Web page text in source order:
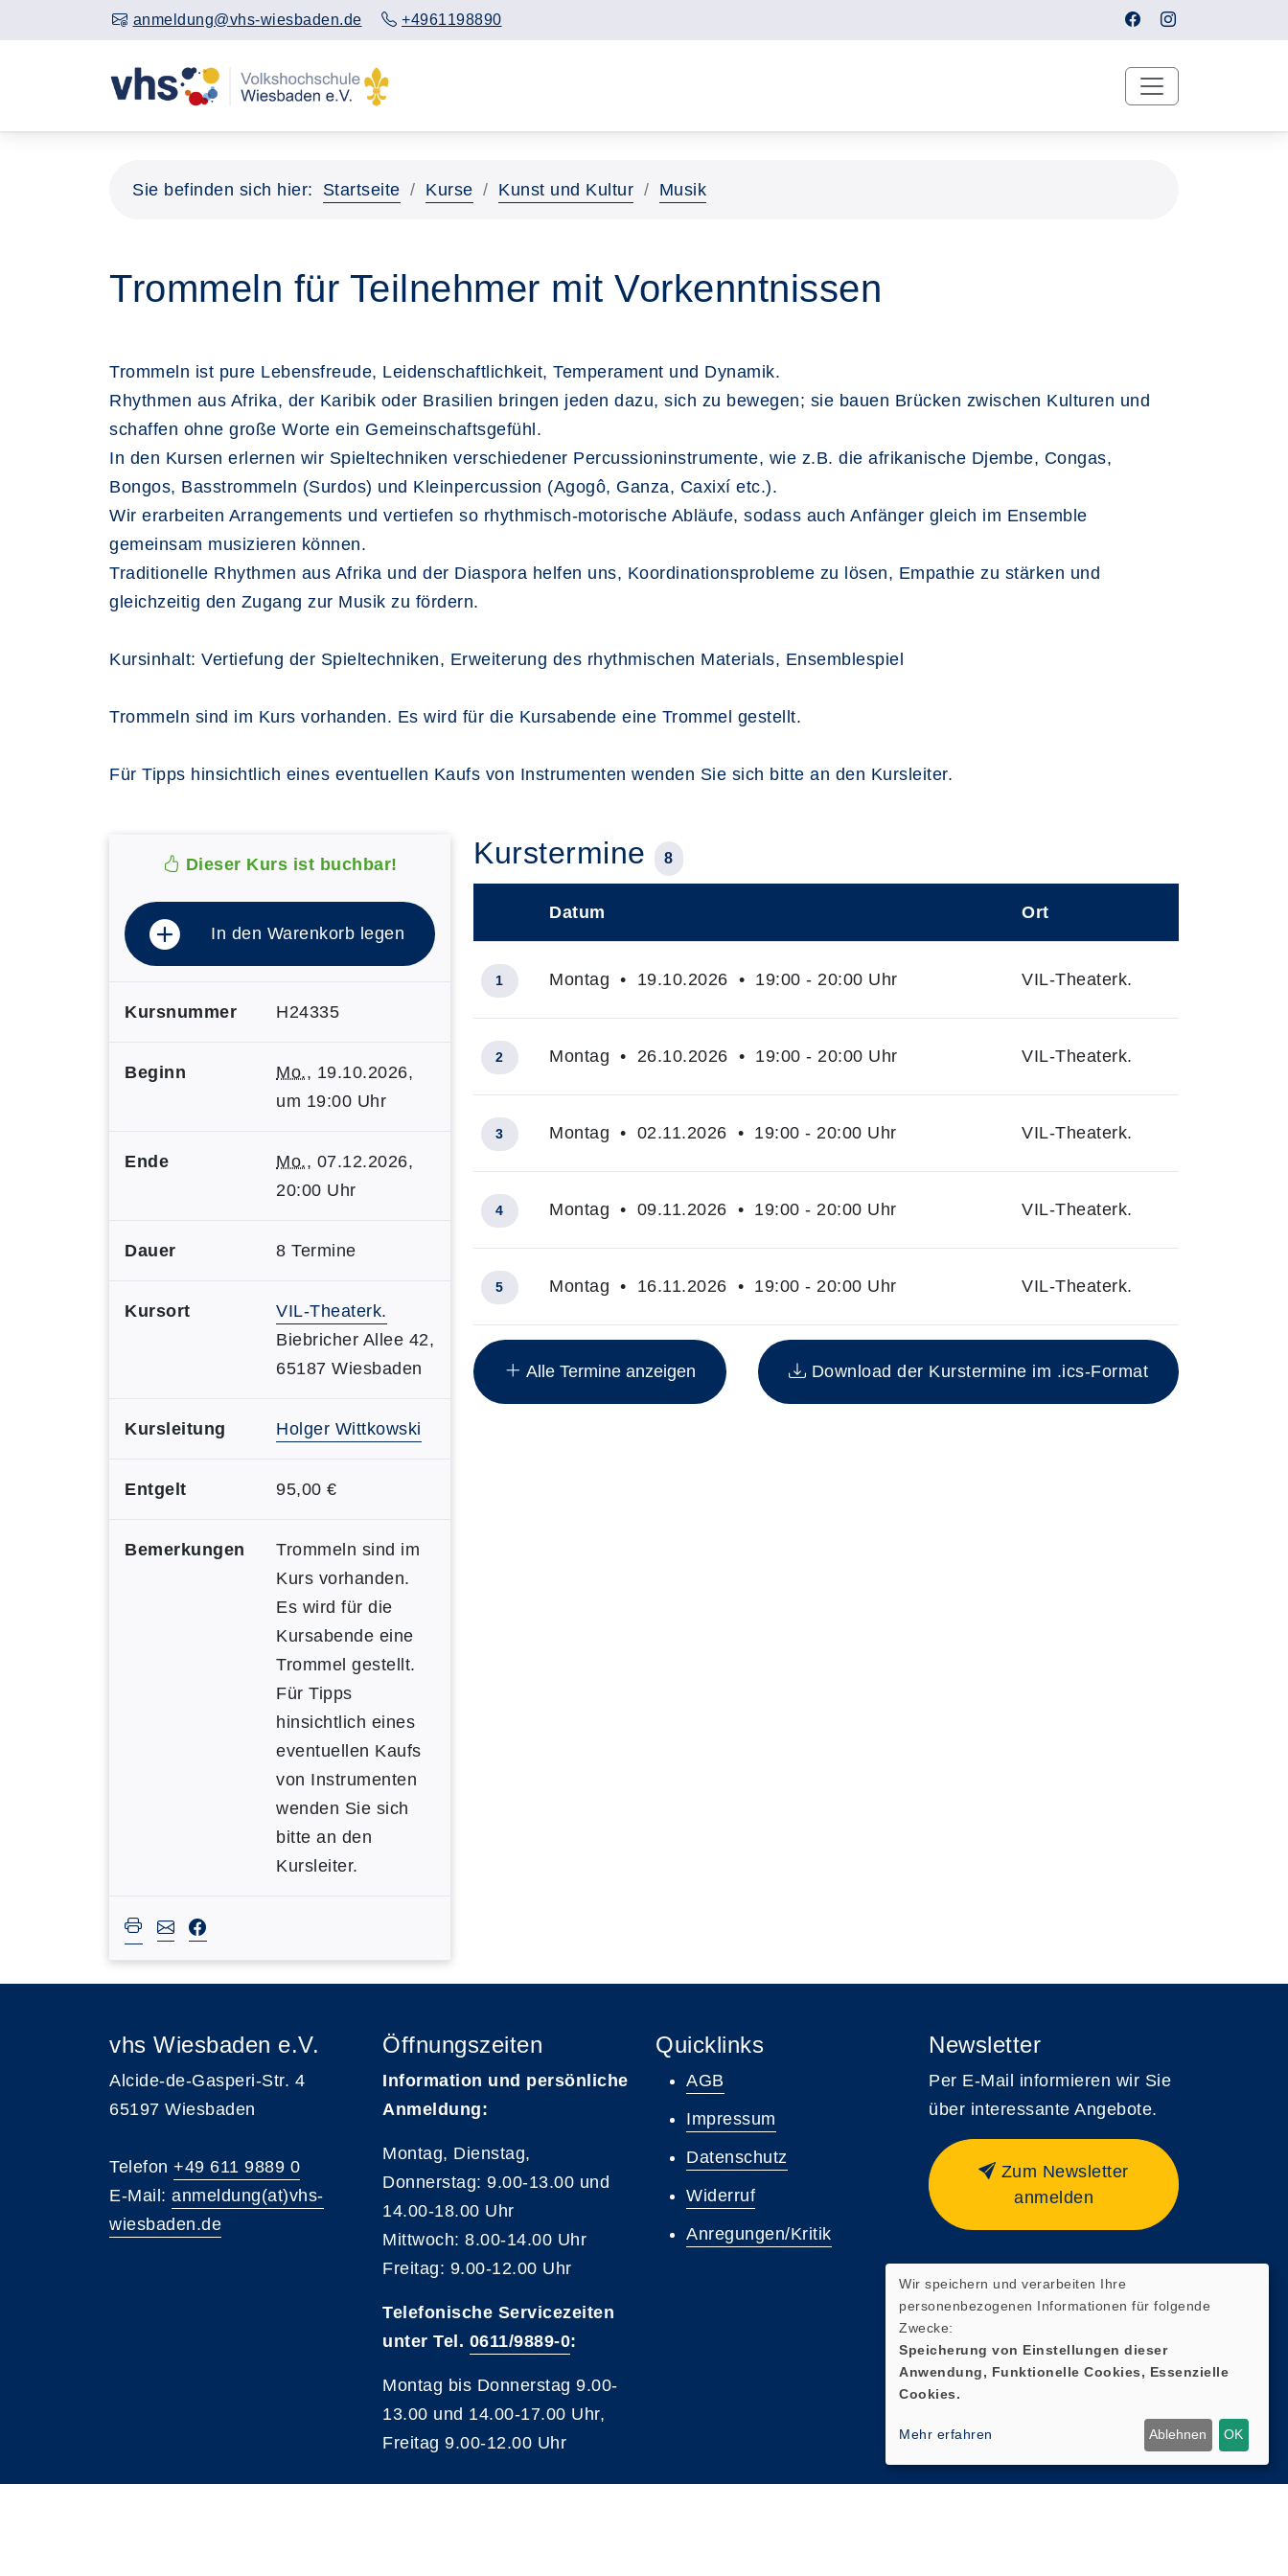
anmeldung@vhs-wiesbaden.de +4961198890
Sie befinden sich hier: Startseite Kurse Kunst und Kultur Musik
Trommeln für Teilnehmer mit Vorkenntnissen
Trommeln ist pure Lebensfreude, Leidenschaftlichkeit, Temperament und Dynamik.
Rhythmen aus Afrika, der Karibik oder Brasilien bringen jeden dazu, sich zu bewegen; sie bauen Brücken zwischen Kulturen und
schaffen ohne große Worte ein Gemeinschaftsgefühl.
In den Kursen erlernen wir Spieltechniken verschiedener Percussioninstrumente, wie z.B. die afrikanische Djembe, Congas,
Bongos, Basstrommeln (Surdos) und Kleinpercussion (Agogô, Ganza, Caxixí etc.).
Wir erarbeiten Arrangements und vertiefen so rhythmisch-motorische Abläufe, sodass auch Anfänger gleich im Ensemble
gemeinsam musizieren können.
Traditionelle Rhythmen aus Afrika und der Diaspora helfen uns, Koordinationsprobleme zu lösen, Empathie zu stärken und
gleichzeitig den Zugang zur Musik zu fördern.
Kursinhalt: Vertiefung der Spieltechniken, Erweiterung des rhythmischen Materials, Ensemblespiel
Trommeln sind im Kurs vorhanden. Es wird für die Kursabende eine Trommel gestellt.
Für Tipps hinsichtlich eines eventuellen Kaufs von Instrumenten wenden Sie sich bitte an den Kursleiter.
Dieser Kurs ist buchbar!
In den Warenkorb legen
Kursnummer H24335
Beginn Mo., 19.10.2026,
um 19:00 Uhr
Ende Mo., 07.12.2026,
20:00 Uhr
Dauer 8 Termine
Kursort
VIL-Theaterk.
Biebricher Allee 42,
65187 Wiesbaden
Kursleitung Holger Wittkowski
Entgelt 95,00 €
Bemerkungen
Trommeln sind im
Kurs vorhanden.
Es wird für die
Kursabende eine
Trommel gestellt.
Für Tipps
hinsichtlich eines
eventuellen Kaufs
von Instrumenten
wenden Sie sich
bitte an den
Kursleiter.
Kurstermine 8
Insgesamt gibt es 8 Termine zum diesen Kurs
Datum Ort
1 Montag • 19.10.2026 • 19:00 - 20:00 Uhr VIL-Theaterk.
2 Montag • 26.10.2026 • 19:00 - 20:00 Uhr VIL-Theaterk.
3 Montag • 02.11.2026 • 19:00 - 20:00 Uhr VIL-Theaterk.
4 Montag • 09.11.2026 • 19:00 - 20:00 Uhr VIL-Theaterk.
5 Montag • 16.11.2026 • 19:00 - 20:00 Uhr VIL-Theaterk.
Alle Termine anzeigen Download der Kurstermine im .ics-Format
vhs Wiesbaden e.V.
Alcide-de-Gasperi-Str. 4
65197 Wiesbaden
Telefon +49 611 9889 0
E-Mail: anmeldung(at)vhs-
wiesbaden.de
Öffnungszeiten
Information und persönliche
Anmeldung:
Montag, Dienstag,
Donnerstag: 9.00-13.00 und
14.00-18.00 Uhr
Mittwoch: 8.00-14.00 Uhr
Freitag: 9.00-12.00 Uhr
Telefonische Servicezeiten
unter Tel. 0611/9889-0:
Montag bis Donnerstag 9.00-
13.00 und 14.00-17.00 Uhr,
Freitag 9.00-12.00 Uhr
Quicklinks
AGB
Impressum
Datenschutz
Widerruf
Anregungen/Kritik
Newsletter
Per E-Mail informieren wir Sie
über interessante Angebote.
Zum Newsletter
anmelden
Widerrufsformular
Wir speichern und verarbeiten Ihre
personenbezogenen Informationen für folgende
Zwecke:
Speicherung von Einstellungen dieser
Anwendung, Funktionelle Cookies, Essenzielle
Cookies.
Mehr erfahren Ablehnen OK